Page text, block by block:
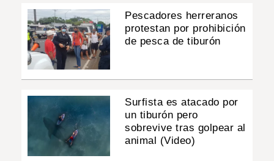
Pescadores herreranos
protestan por prohibición
de pesca de tiburón
Surfista es atacado por
un tiburón pero
sobrevive tras golpear al
animal (Video)